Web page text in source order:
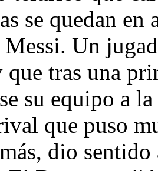
se quedan en
Messi. Un
que tras una
su equipo a
que puso
dio